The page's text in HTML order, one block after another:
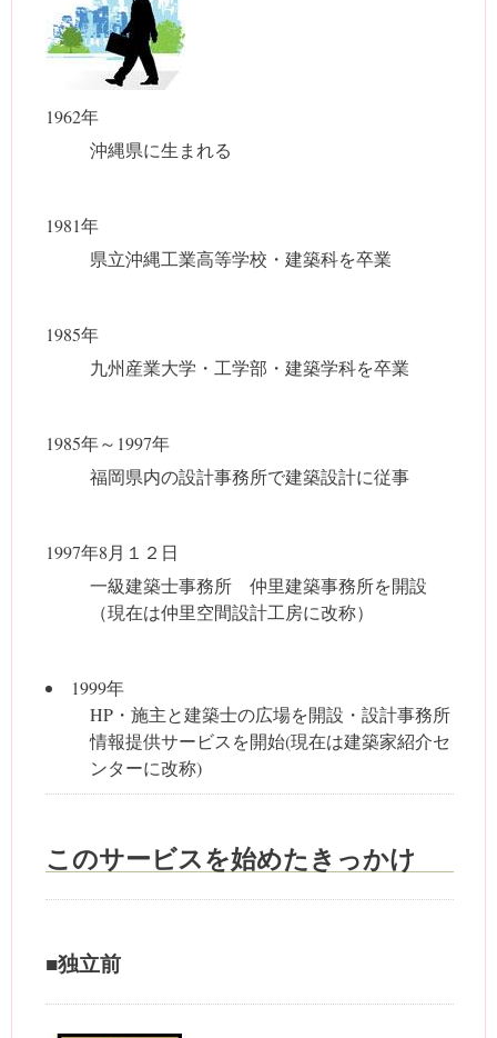
1962年
沖縄県に生まれる
1981年
県立沖縄工業高等学校・建築科を卒業
1985年
九州産業大学・工学部・建築学科を卒業
1985年～1997年
福岡県内の設計事務所で建築設計に従事
1997年8月１２日
一級建築士事務所 仲里建築事務所を開設
（現在は仲里空間設計工房に改称）
1999年
HP・施主と建築士の広場を開設・設計事務所
情報提供サービスを開始(現在は建築家紹介セ
ンターに改称)
このサービスを始めたきっかけ
■独立前